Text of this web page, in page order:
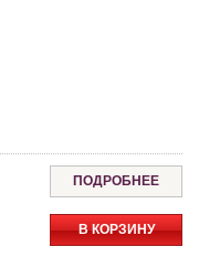
ПОДРОБНЕЕ
В КОРЗИНУ